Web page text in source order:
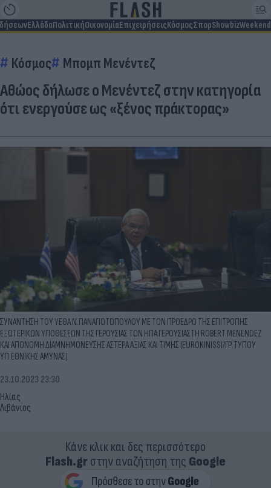
ΕλλάδαΠολιτικήΟικονομίαΕπιχειρήσειςΚόσμοςΣπορShowbizWeekend
Κόσμος Μπομπ Μενέντεζ
Αθώος δήλωσε ο Μενέντεζ στην κατηγορία
ότι ενεργούσε ως «ξένος πράκτορας»
ΣΥΝΑΝΤΗΣΗ ΤΟΥ ΥΕΘΑ Ν.ΠΑΝΑΓΙΟΤΟΠΟΥΛΟΥ ΜΕ ΤΟΝ ΠΡΟΕΔΡΟ ΤΗΣ ΕΠΙΤΡΟΠΗΣ
ΕΞΩΤΕΡΙΚΩΝ ΥΠΟΘΕΣΕΩΝ ΤΗΣ ΓΕΡΟΥΣΙΑΣ ΤΩΝ ΗΠΑ ΓΕΡΟΥΣΙΑΣΤΗ ROBERT MENENDEZ
ΚΑΙ ΑΠΟΝΟΜΗ ΔΙΑΜΝΗΜΟΝΕΥΣΗΣ ΑΣΤΕΡΑ ΑΞΙΑΣ ΚΑΙ ΤΙΜΗΣ (EUROKINISSI/ΓΡ.ΤΥΠΟΥ
ΥΠ.ΕΘΝΙΚΗΣ ΑΜΥΝΑΣ)
Ηλίας
Λιβάνιος
23.10.2023 23:30
Κάνε κλικ και δες περισσότερο
Flash.grστην αναζήτηση της Google